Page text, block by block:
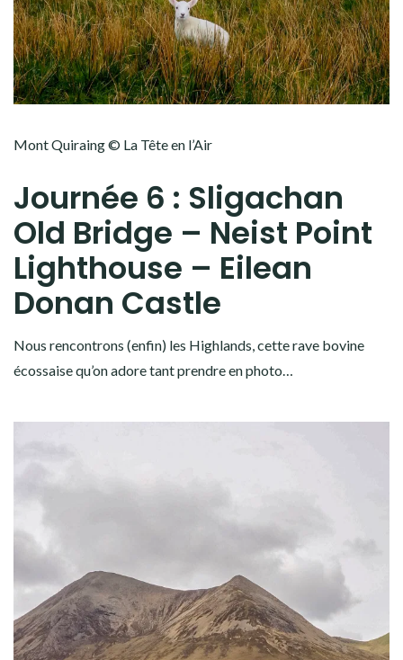
Mont Quiraing © La Tête en l’Air
Journée 6 : Sligachan
Old Bridge – Neist Point
Lighthouse – Eilean
Donan Castle
Nous rencontrons (enfin) les Highlands, cette rave bovine
écossaise qu’on adore tant prendre en photo…